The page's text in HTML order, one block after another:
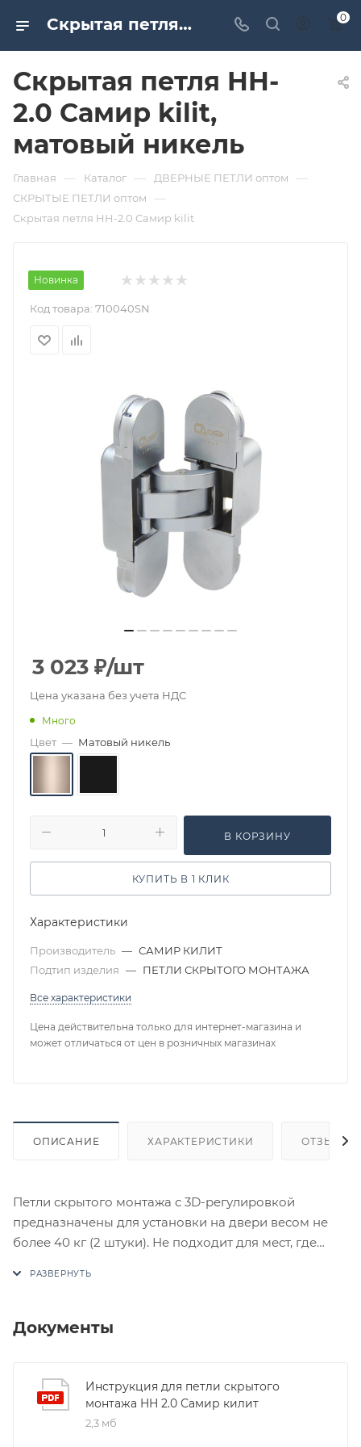
Скрытая петля HH-2.0 Самир kilit, матовый никель. Дверная и мебельная фурнитура САМИР-КИЛИТ | Оптовые поставки 0
Скрытая петля HH-
2.0 Самир kilit,
матовый никель
Главная — Каталог — ДВЕРНЫЕ ПЕТЛИ оптом —
СКРЫТЫЕ ПЕТЛИ оптом —
Скрытая петля HH-2.0 Самир kilit
Новинка
Код товара: 710040SN
3 023 ₽/шт
Цена указана без учета НДС
Много
Цвет — Матовый никель
В КОРЗИНУ
КУПИТЬ В 1 КЛИК
Характеристики
Производитель — САМИР КИЛИТ
Подтип изделия — ПЕТЛИ СКРЫТОГО МОНТАЖА
Все характеристики
Цена действительна только для интернет-магазина и
может отличаться от цен в розничных магазинах
ОПИСАНИЕ ХАРАКТЕРИСТИКИ ОТЗЫВЫ
Петли скрытого монтажа с 3D-регулировкой
предназначены для установки на двери весом не
более 40 кг (2 штуки). Не подходит для мест, где
правильности использования. Дверь может не
надежности. Перед установкой внимательно
прочтите руководство по установке. Комплектация:
Скрытая петля (2 шт.); крышки (8 шт.) - со стороны
Документы
Инструкция для петли скрытого
монтажа HH 2.0 Самир килит
2,3 мб